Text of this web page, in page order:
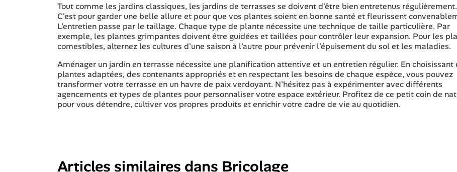
Tout comme les jardins classiques, les jardins de terrasses se doivent d'être bien entretenus régulièrement.
C'est pour garder une belle allure et pour que vos plantes soient en bonne santé et fleurissent
L'entretien passe par le taillage. Chaque type de plante nécessite une technique de taille particulière. Par
exemple, les plantes grimpantes doivent être guidées et taillées pour contrôler leur expansion. Pour les
comestibles, alternez les cultures d'une saison à l'autre pour prévenir l'épuisement du sol et les maladies.
Aménager un jardin en terrasse nécessite une planification attentive et un entretien régulier. En choisissant
plantes adaptées, des contenants appropriés et en respectant les besoins de chaque espèce, vous pouvez
transformer votre terrasse en un havre de paix verdoyant. N'hésitez pas à expérimenter avec différents
agencements et types de plantes pour personnaliser votre espace extérieur. Profitez de ce petit coin de
pour vous détendre, cultiver vos propres produits et enrichir votre cadre de vie au quotidien.
Articles similaires dans Bricolage